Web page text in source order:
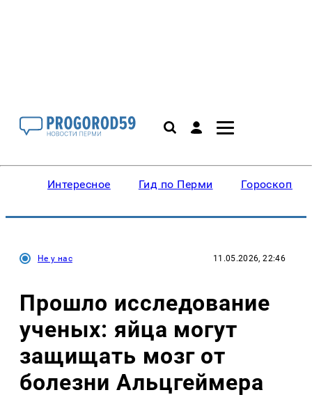
Интересное Гид по Перми Гороскопы
Не у нас 11.05.2026, 22:46
Прошло исследование
ученых: яйца могут
защищать мозг от
болезни Альцгеймера